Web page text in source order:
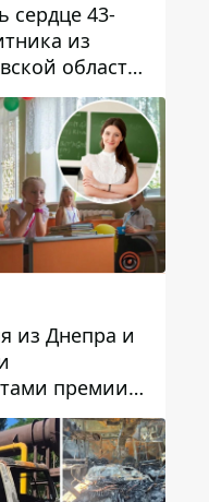
сердце 43-
из
области
из Днепра и
премии
Prize Ukraine